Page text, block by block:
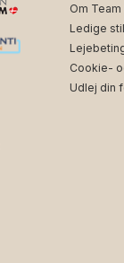
Om
Ledige
Cookie-
Udlej din